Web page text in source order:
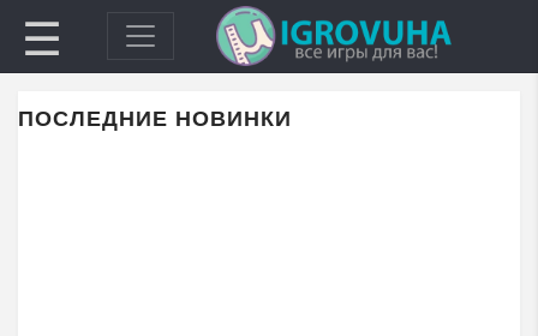
☰
ПОСЛЕДНИЕ НОВИНКИ